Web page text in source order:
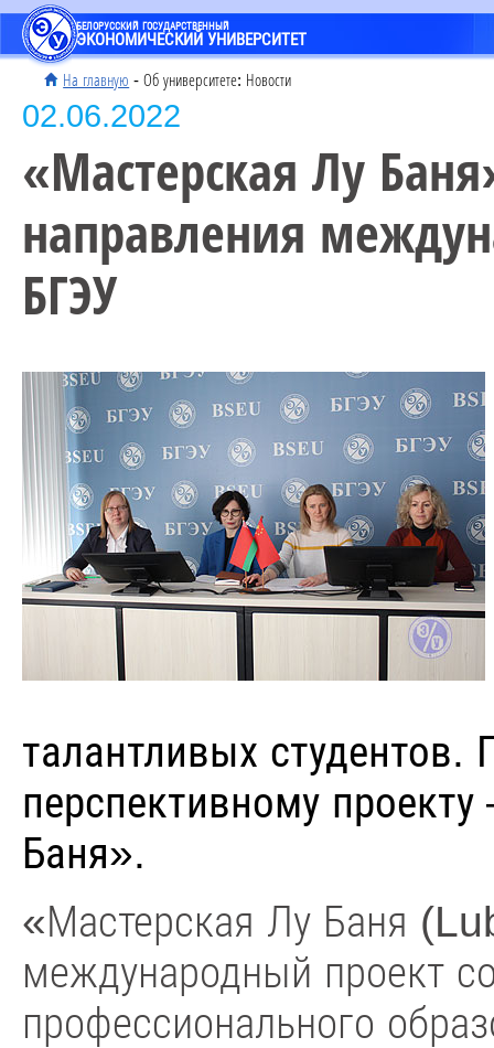
БЕЛОРУССКИЙ ГОСУДАРСТВЕННЫЙ
ЭКОНОМИЧЕСКИЙ УНИВЕРСИТЕТ
На главную - Об университете: Новости
02.06.2022
«Мастерская Лу
направления
БГЭУ
талантливых
перспективному
Баня».
«Мастерская Лу Баня
международный проект
профессионального